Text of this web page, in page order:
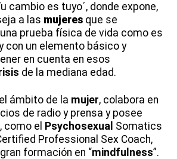
cambio es tuyo´, donde expone,
a las mujeres que se
prueba física de vida como es
con un elemento básico y
en cuenta en esos
de la mediana edad.
ámbito de la mujer, colabora en
de radio y prensa y posee
como el Psychosexual Somatics
Professional Sex Coach,
formación en “mindfulness”.